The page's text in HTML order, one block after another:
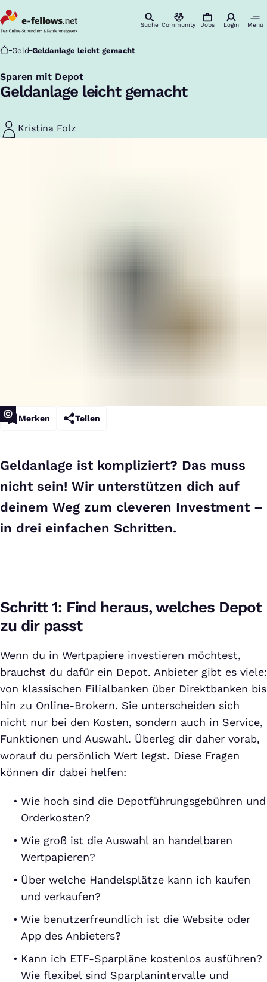
Suche Community Jobs Login Menü
Startseite
Geld Geldanlage leicht gemacht
Sparen mit Depot
:
Geldanlage leicht gemacht
Kristina Folz
Merken Teilen
Geldanlage ist kompliziert? Das muss
nicht sein! Wir unterstützen dich auf
deinem Weg zum cleveren Investment –
in drei einfachen Schritten.
Schritt 1: Find heraus, welches Depot
zu dir passt
Wenn du in Wertpapiere investieren möchtest,
brauchst du dafür ein Depot. Anbieter gibt es viele:
von klassischen Filialbanken über Direktbanken bis
hin zu Online-Brokern. Sie unterscheiden sich
nicht nur bei den Kosten, sondern auch in Service,
Funktionen und Auswahl. Überleg dir daher vorab,
worauf du persönlich Wert legst. Diese Fragen
können dir dabei helfen:
Wie hoch sind die Depotführungsgebühren und
Orderkosten?
Wie groß ist die Auswahl an handelbaren
Wertpapieren?
Über welche Handelsplätze kann ich kaufen
und verkaufen?
Wie benutzerfreundlich ist die Website oder
App des Anbieters?
Kann ich ETF-Sparpläne kostenlos ausführen?
Wie flexibel sind Sparplanintervalle und